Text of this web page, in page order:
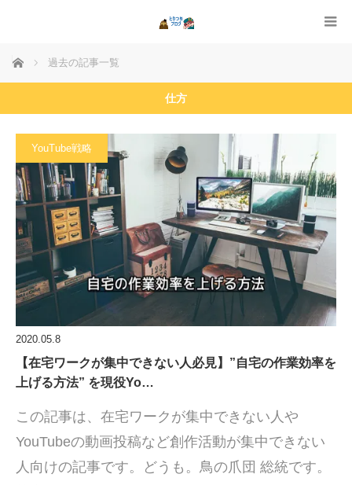
ホーム 過去の記事一覧
仕方
YouTube戦略
2020.05.8
【在宅ワークが集中できない人必見】”自宅の作業効率を
上げる方法” を現役Yo…
この記事は、在宅ワークが集中できない人や
YouTubeの動画投稿など創作活動が集中できない
人向けの記事です。どうも。鳥の爪団 総統です。